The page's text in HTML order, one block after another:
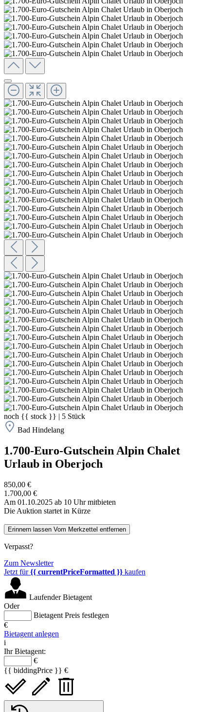
noch {{ stock }} | 5 Stück
Bad Hindelang
1.700-Euro-Gutschein Alpin Chalet
Urlaub in Oberjoch
850,00 €
1.700,00 €
Am 01.10.2025 ab 10 Uhr mitbieten
Die Auktion startet in Kürze
Erinnern lassen Vom Merkzettel entfernen
Verpasst?
Zum Newsletter
Jetzt für{{ currentPriceFormatted }} kaufen
Laufender Bietagent
Oder
Bietagent Preis festlegen
€
Bietagent anlegen
i
Ihr Bietagent:
€
{{ biddingPrice }} €